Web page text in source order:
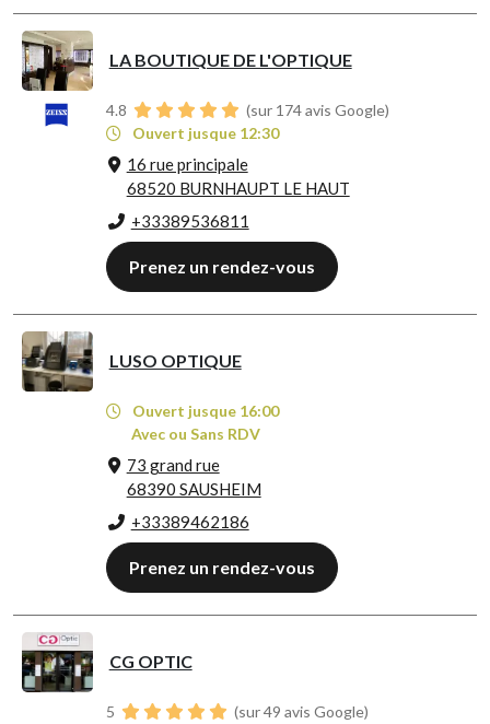
LA BOUTIQUE DE L'OPTIQUE
4.8
(sur 174 avis Google)
Ouvert jusque 12:30
16 rue principale
68520 BURNHAUPT LE HAUT
+33389536811
Prenez un rendez-vous
LUSO OPTIQUE
Ouvert jusque 16:00
Avec ou Sans RDV
73 grand rue
68390 SAUSHEIM
+33389462186
Prenez un rendez-vous
CG OPTIC
5
(sur 49 avis Google)